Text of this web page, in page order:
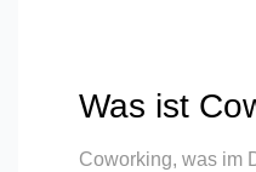
Was ist
Coworking, was im